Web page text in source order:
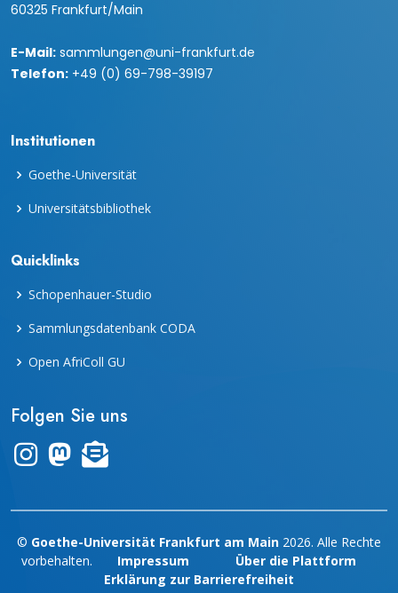
60325 Frankfurt/Main
E-Mail: sammlungen@uni-frankfurt.de
Telefon: +49 (0) 69-798-39197
Institutionen
Goethe-Universität
Universitätsbibliothek
Quicklinks
Schopenhauer-Studio
Sammlungsdatenbank CODA
Open AfriColl GU
Folgen Sie uns
Link zum Instagram-Kanal "frankfurter_dinge"
Zum Mastodon-Account der UB Frankfurt
Zur Übersicht des Newsletters "leporello"
© Goethe-Universität Frankfurt am Main 2026. Alle Rechte
vorbehalten.
Impressum
Über die Plattform
Erklärung zur Barrierefreiheit